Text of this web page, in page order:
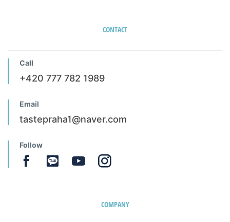
CONTACT
Call
+420 777 782 1989
Email
tastepraha1@naver.com
Follow
COMPANY